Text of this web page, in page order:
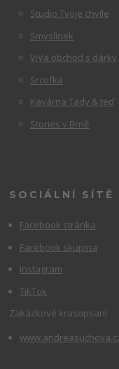
Studio Tvoje chvíle
Smyslínek
ViVa obchod s dárky
Srcofka
Kavárna Tady & teď
Stories v Brně
SOCIÁLNÍ SÍTĚ
Facebook stránka
Facebook skupina
Instagram
TikTok
Zakázkové krasopsaní